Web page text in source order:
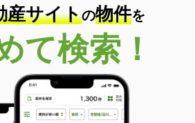
産サイトの物件を
て検索！